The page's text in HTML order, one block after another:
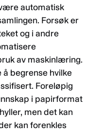
automatisk
Forsøk er
og i andre
av maskinlæring.
begrense hvilke
Foreløpig
i papirformat
men det kan
kan forenkles